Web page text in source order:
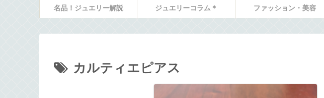
名品！ジュエリー解説 ジュエリーコラム＊ ファッション・美容
カルティエピアス